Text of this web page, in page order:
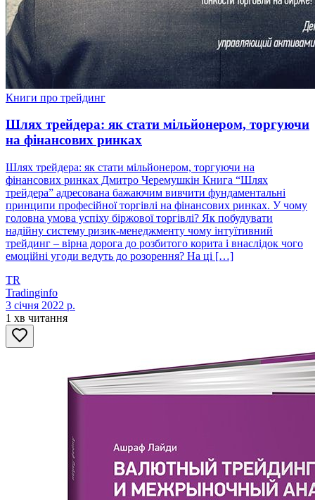
Книги про трейдинг
Шлях трейдера: як стати мільйонером, торгуючи
на фінансових ринках
Шлях трейдера: як стати мільйонером, торгуючи на
фінансових ринках Дмитро Черемушкін Книга “Шлях
трейдера” адресована бажаючим вивчити фундаментальні
принципи професійної торгівлі на фінансових ринках. У чому
головна умова успіху біржової торгівлі? Як побудувати
надійну систему ризик-менеджменту чому інтуїтивний
трейдинг – вірна дорога до розбитого корита і внаслідок чого
емоційні угоди ведуть до розорення? На ці […]
TR
Tradinginfo
3 січня 2022 р.
1 хв читання